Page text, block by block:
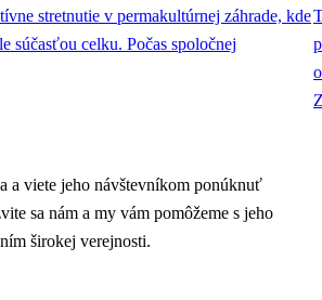
stretnutie v permakultúrnej záhrade, kde
súčasťou celku. Počas spoločnej
a viete jeho návštevníkom ponúknuť
sa nám a my vám pomôžeme s jeho
širokej verejnosti.